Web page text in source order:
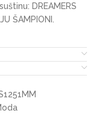
DREAMERS
ŠAMPIONI.